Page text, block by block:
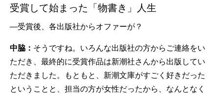
受賞して始まった「物書き」人生
—受賞後、各出版社からオファーが？
中脇： そうですね。いろんな出版社の方からご連絡をい
ただき、最終的に受賞作品は新潮社さんから出版してい
ただきました。もともと、新潮文庫がすごく好きだった
ということと、担当の方が女性だったから、なんとなく